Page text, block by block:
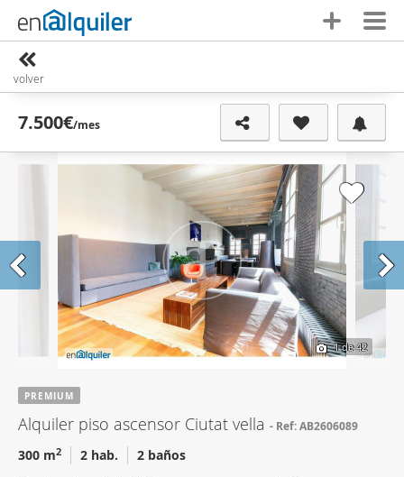
volver
7.500€/mes
1de 42
PREMIUM
Alquiler piso ascensor Ciutat vella Ref: AB2606089
300 m2 2 hab.
2 baños